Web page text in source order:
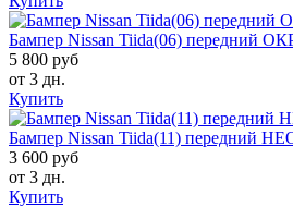
Бампер Nissan Tiida(06) передний
5 800 руб
от 3 дн.
Купить
Бампер Nissan Tiida(11)
3 600 руб
от 3 дн.
Купить